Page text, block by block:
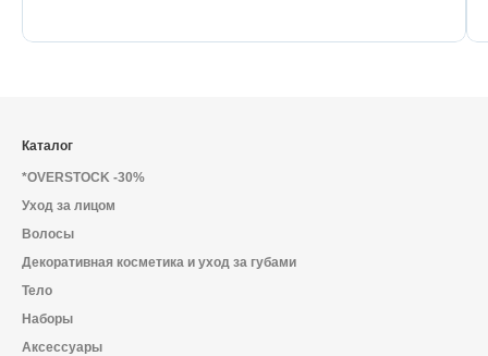
Каталог
*OVERSTOCK -30%
Уход за лицом
Волосы
Декоративная косметика и уход за губами
Тело
Наборы
Аксессуары